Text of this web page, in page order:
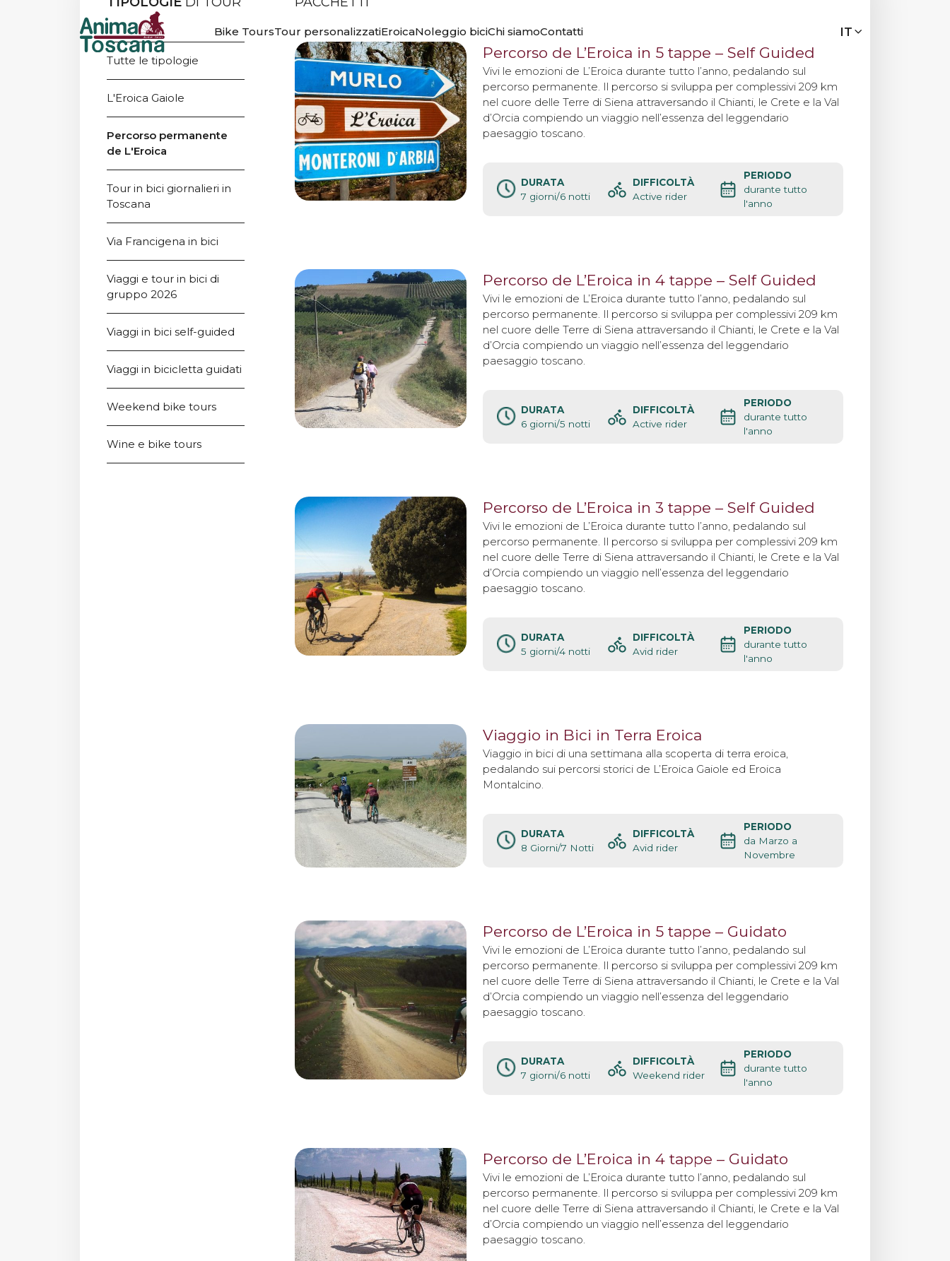
Bike ToursTour personalizzatiEroicaNoleggio biciChi siamoContatti IT
PERCORSO
PERMANENTE DE
L'EROICA
Tutte le tipologie
L'Eroica Gaiole
Percorso permanente
de L'Eroica
Tour in bici giornalieri in
Toscana
Via Francigena in bici
Viaggi e tour in bici di
gruppo 2026
Viaggi in bici self-guided
Viaggi in bicicletta guidati
Weekend bike tours
Wine e bike tours
Percorso de L’Eroica in 5 tappe – Self Guided
Vivi le emozioni de L’Eroica durante tutto l’anno, pedalando sul
percorso permanente. Il percorso si sviluppa per complessivi 209 km
nel cuore delle Terre di Siena attraversando il Chianti, le Crete e la Val
d’Orcia compiendo un viaggio nell’essenza del leggendario
paesaggio toscano.
DURATA
7 giorni/6 notti
DIFFICOLTÀ
Active rider
PERIODO
durante tutto
l'anno
Percorso de L’Eroica in 4 tappe – Self Guided
Vivi le emozioni de L’Eroica durante tutto l’anno, pedalando sul
percorso permanente. Il percorso si sviluppa per complessivi 209 km
nel cuore delle Terre di Siena attraversando il Chianti, le Crete e la Val
d’Orcia compiendo un viaggio nell’essenza del leggendario
paesaggio toscano.
DURATA
6 giorni/5 notti
DIFFICOLTÀ
Active rider
PERIODO
durante tutto
l'anno
Percorso de L’Eroica in 3 tappe – Self Guided
Vivi le emozioni de L’Eroica durante tutto l’anno, pedalando sul
percorso permanente. Il percorso si sviluppa per complessivi 209 km
nel cuore delle Terre di Siena attraversando il Chianti, le Crete e la Val
d’Orcia compiendo un viaggio nell’essenza del leggendario
paesaggio toscano.
DURATA
5 giorni/4 notti
DIFFICOLTÀ
Avid rider
PERIODO
durante tutto
l'anno
Viaggio in Bici in Terra Eroica
Viaggio in bici di una settimana alla scoperta di terra eroica,
pedalando sui percorsi storici de L’Eroica Gaiole ed Eroica
Montalcino.
DURATA
8 Giorni/7 Notti
DIFFICOLTÀ
Avid rider
PERIODO
da Marzo a
Novembre
Percorso de L’Eroica in 5 tappe – Guidato
Vivi le emozioni de L’Eroica durante tutto l’anno, pedalando sul
percorso permanente. Il percorso si sviluppa per complessivi 209 km
nel cuore delle Terre di Siena attraversando il Chianti, le Crete e la Val
d’Orcia compiendo un viaggio nell’essenza del leggendario
paesaggio toscano.
DURATA
7 giorni/6 notti
DIFFICOLTÀ
Weekend rider
PERIODO
durante tutto
l'anno
Percorso de L’Eroica in 4 tappe – Guidato
Vivi le emozioni de L’Eroica durante tutto l’anno, pedalando sul
percorso permanente. Il percorso si sviluppa per complessivi 209 km
nel cuore delle Terre di Siena attraversando il Chianti, le Crete e la Val
d’Orcia compiendo un viaggio nell’essenza del leggendario
paesaggio toscano.
Bike Tours
Eroica
Chi siamo
Contatti